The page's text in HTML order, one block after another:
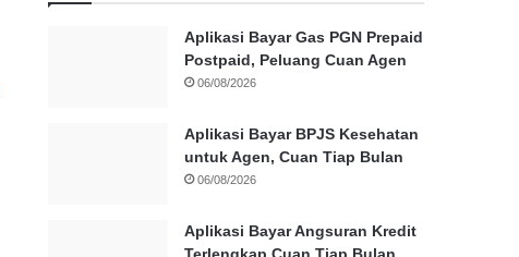
Aplikasi Bayar Gas PGN Prepaid
Postpaid, Peluang Cuan Agen
06/08/2026
Aplikasi Bayar BPJS Kesehatan
untuk Agen, Cuan Tiap Bulan
06/08/2026
Aplikasi Bayar Angsuran Kredit
Terlengkap Cuan Tiap Bulan